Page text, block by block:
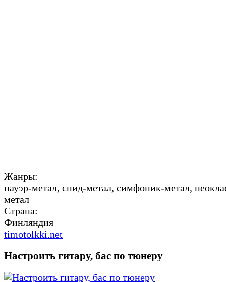
Жанры:
пауэр-метал, спид-метал, симфоник-метал,
метал
Страна:
Финляндия
timotolkki.net
Настроить гитару, бас по тюнеру